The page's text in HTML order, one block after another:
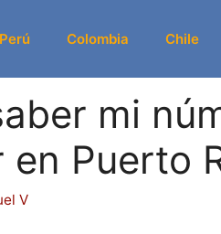
Perú Colombia Chile
mi
en Puerto
V